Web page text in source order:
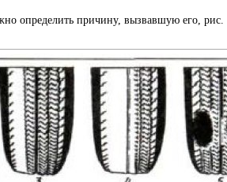
определить причину, вызвавшую его, рис.